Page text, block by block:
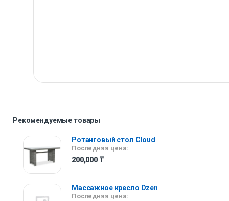
Рекомендуемые товары
Ротанговый стол Сloud
Последняя цена:
200,000 ₸
Массажное кресло Dzen
Последняя цена: